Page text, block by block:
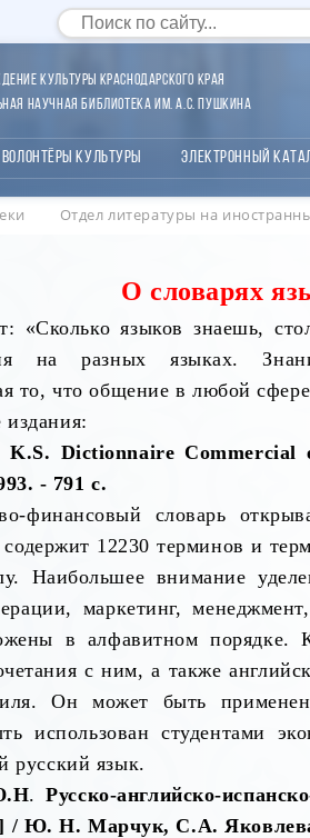
культуры Краснодарского края
научная библиотека им. А.С. Пушкина
Волонтёры Культуры Электронный
Отдел литературы на
О словарях
«Сколько языков знаешь,
на разных языках.
то, что общение в любой
K.S. Dictionnaire
- 791 с.
финансовый словарь
12230 терминов и
Наибольшее внимание
маркетинг,
в алфавитном порядке.
с ним, а также
Он может быть
использован студентами
русский язык.
.Русско-английско-
/ Ю. Н. Марчук, С.А.